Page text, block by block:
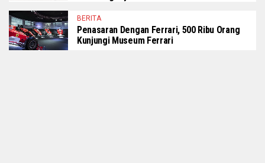
BERITA
Penasaran Dengan Ferrari, 500 Ribu Orang
Kunjungi Museum Ferrari